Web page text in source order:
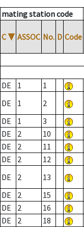
mating station code
C ▼ ASSOC No. D Code
DE
1 1
DE
1 2
DE
1 3
DE
2 10
DE
2 11
DE
2 12
DE
2 13
DE
2 15
DE
2 16
DE
2 18